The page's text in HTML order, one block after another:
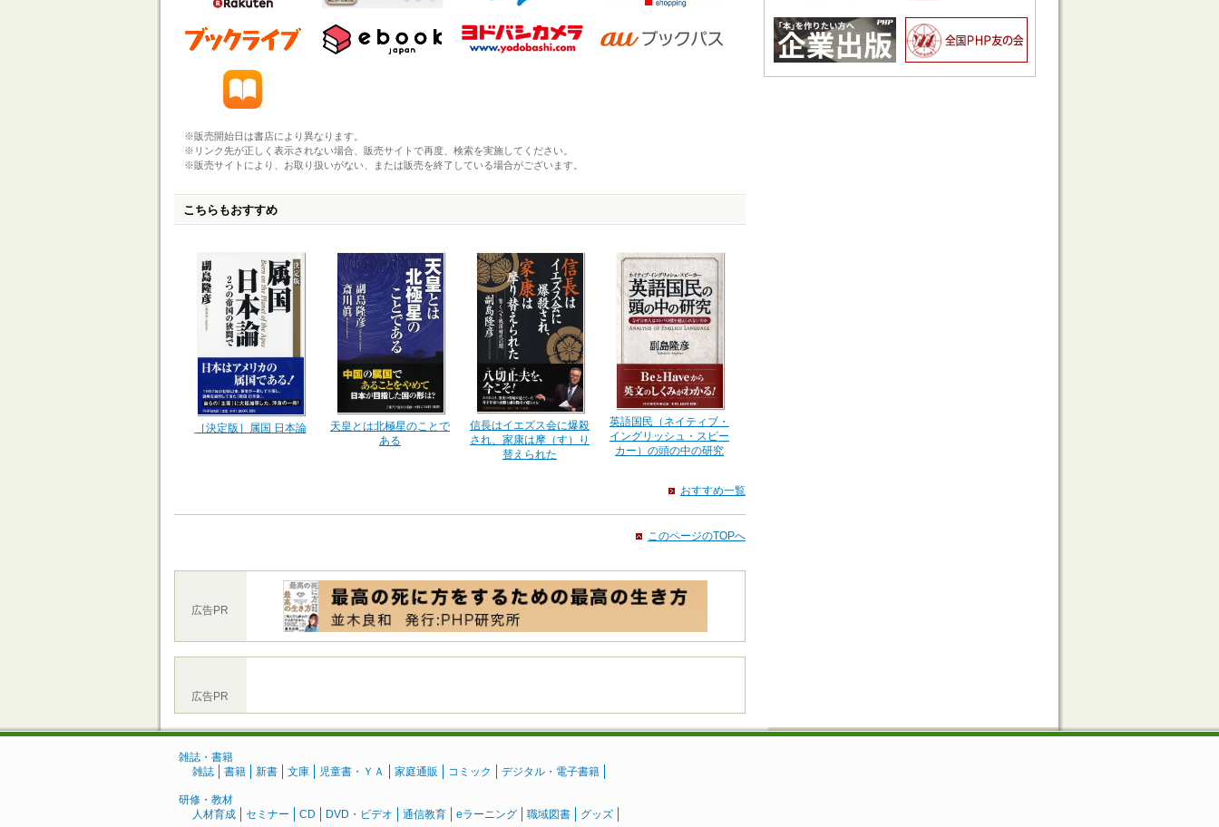
※販売開始日は書店により異なります。
※リンク先が正しく表示されない場合、販売サイトで再度、検索を実施してください。
※販売サイトにより、お取り扱いがない、または販売を終了している場合がございます。
こちらもおすすめ
［決定版］属国 日本論
天皇とは北極星のことで
ある
信長はイエズス会に爆殺
され、家康は摩（す）り
替えられた
英語国民（ネイティブ・
イングリッシュ・スピー
カー）の頭の中の研究
おすすめ一覧
このページのTOPへ
広告PR
広告PR
雑誌・書籍
雑誌
書籍 新書 文庫 児童書・ＹＡ 家庭通販 コミック デジタル・電子書籍
研修・教材
人材育成
セミナー CD DVD・ビデオ 通信教育 eラーニング 職域図書 グッズ